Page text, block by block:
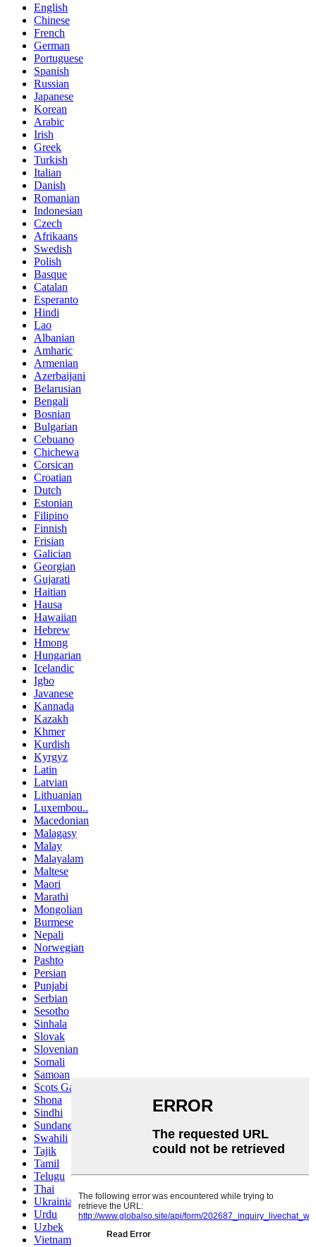
English
Chinese
French
German
Portuguese
Spanish
Russian
Japanese
Korean
Arabic
Irish
Greek
Turkish
Italian
Danish
Romanian
Indonesian
Czech
Afrikaans
Swedish
Polish
Basque
Catalan
Esperanto
Hindi
Lao
Albanian
Amharic
Armenian
Azerbaijani
Belarusian
Bengali
Bosnian
Bulgarian
Cebuano
Chichewa
Corsican
Croatian
Dutch
Estonian
Filipino
Finnish
Frisian
Galician
Georgian
Gujarati
Haitian
Hausa
Hawaiian
Hebrew
Hmong
Hungarian
Icelandic
Igbo
Javanese
Kannada
Kazakh
Khmer
Kurdish
Kyrgyz
Latin
Latvian
Lithuanian
Luxembou..
Macedonian
Malagasy
Malay
Malayalam
Maltese
Maori
Marathi
Mongolian
Burmese
Nepali
Norwegian
Pashto
Persian
Punjabi
Serbian
Sesotho
Sinhala
Slovak
Slovenian
Somali
Samoan
Scots Gaelic
Shona
Sindhi
Sundanese
Swahili
Tajik
Tamil
Telugu
Thai
Ukrainian
Urdu
Uzbek
Vietnamese